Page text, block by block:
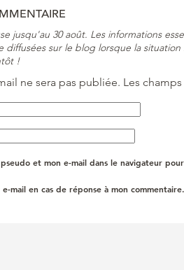
jusqu'au 30 août. Les informations
sur le blog lorsque la
!
ne sera pas publiée. Les
et mon e-mail dans le navigateur
mail en cas de réponse à mon commentaire.